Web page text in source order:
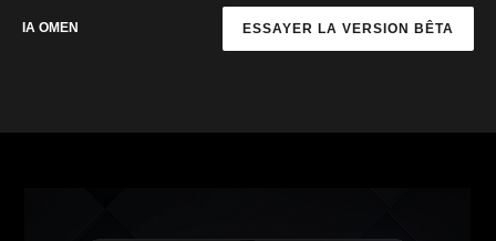
IA OMEN ESSAYER LA VERSION BÊTA